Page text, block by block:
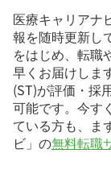
医療キャリアナ
報を随時更新し
をはじめ、転職
早くお届けしま
(ST)が評価・採
可能です。今す
ている方も、ま
ビ」の無料転職